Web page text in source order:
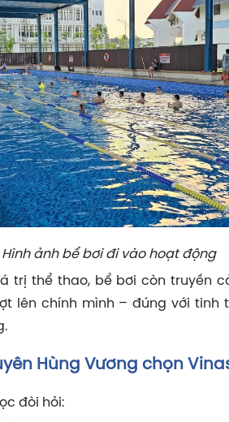
Hình ảnh bể bơi đi vào hoạt động
trị thể thao, bể bơi còn truyền
lên chính mình – đúng với tinh
Hùng Vương chọn
đòi hỏi: